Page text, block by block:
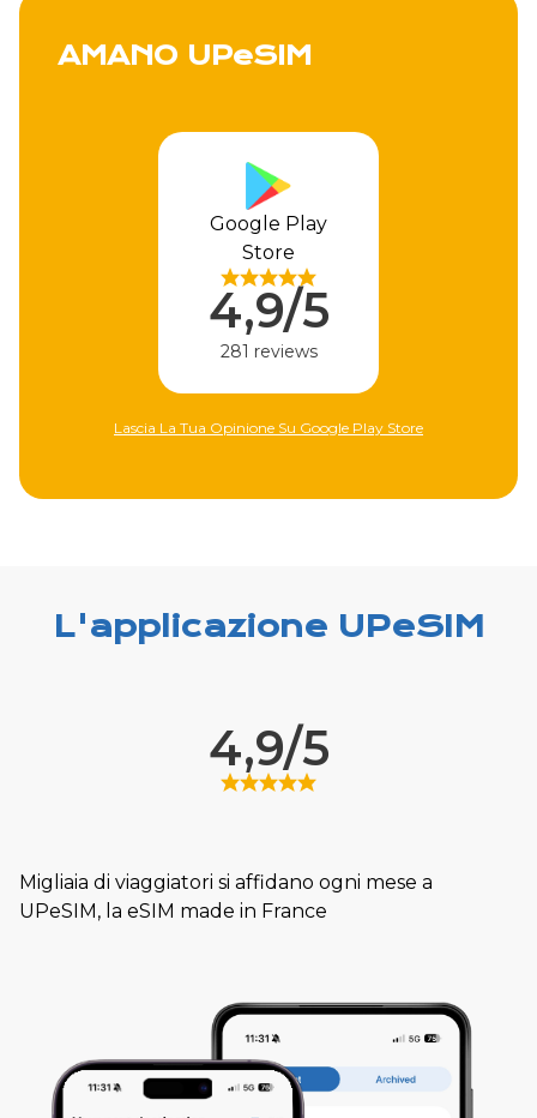
AMANO UPeSIM
Google Play
Store
4,9/5
281 reviews
Lascia La Tua Opinione Su Google Play Store
L'applicazione UPeSIM
4,9/5
Migliaia di viaggiatori si affidano ogni mese a
UPeSIM, la eSIM made in France